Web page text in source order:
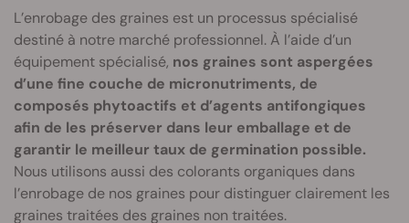
L’enrobage des graines est un processus spécialisé
destiné à notre marché professionnel. À l’aide d’un
équipement spécialisé, nos graines sont aspergées
d’une fine couche de micronutriments, de
composés phytoactifs et d’agents antifongiques
afin de les préserver dans leur emballage et de
garantir le meilleur taux de germination possible.
Nous utilisons aussi des colorants organiques dans
l’enrobage de nos graines pour distinguer clairement les
graines traitées des graines non traitées.